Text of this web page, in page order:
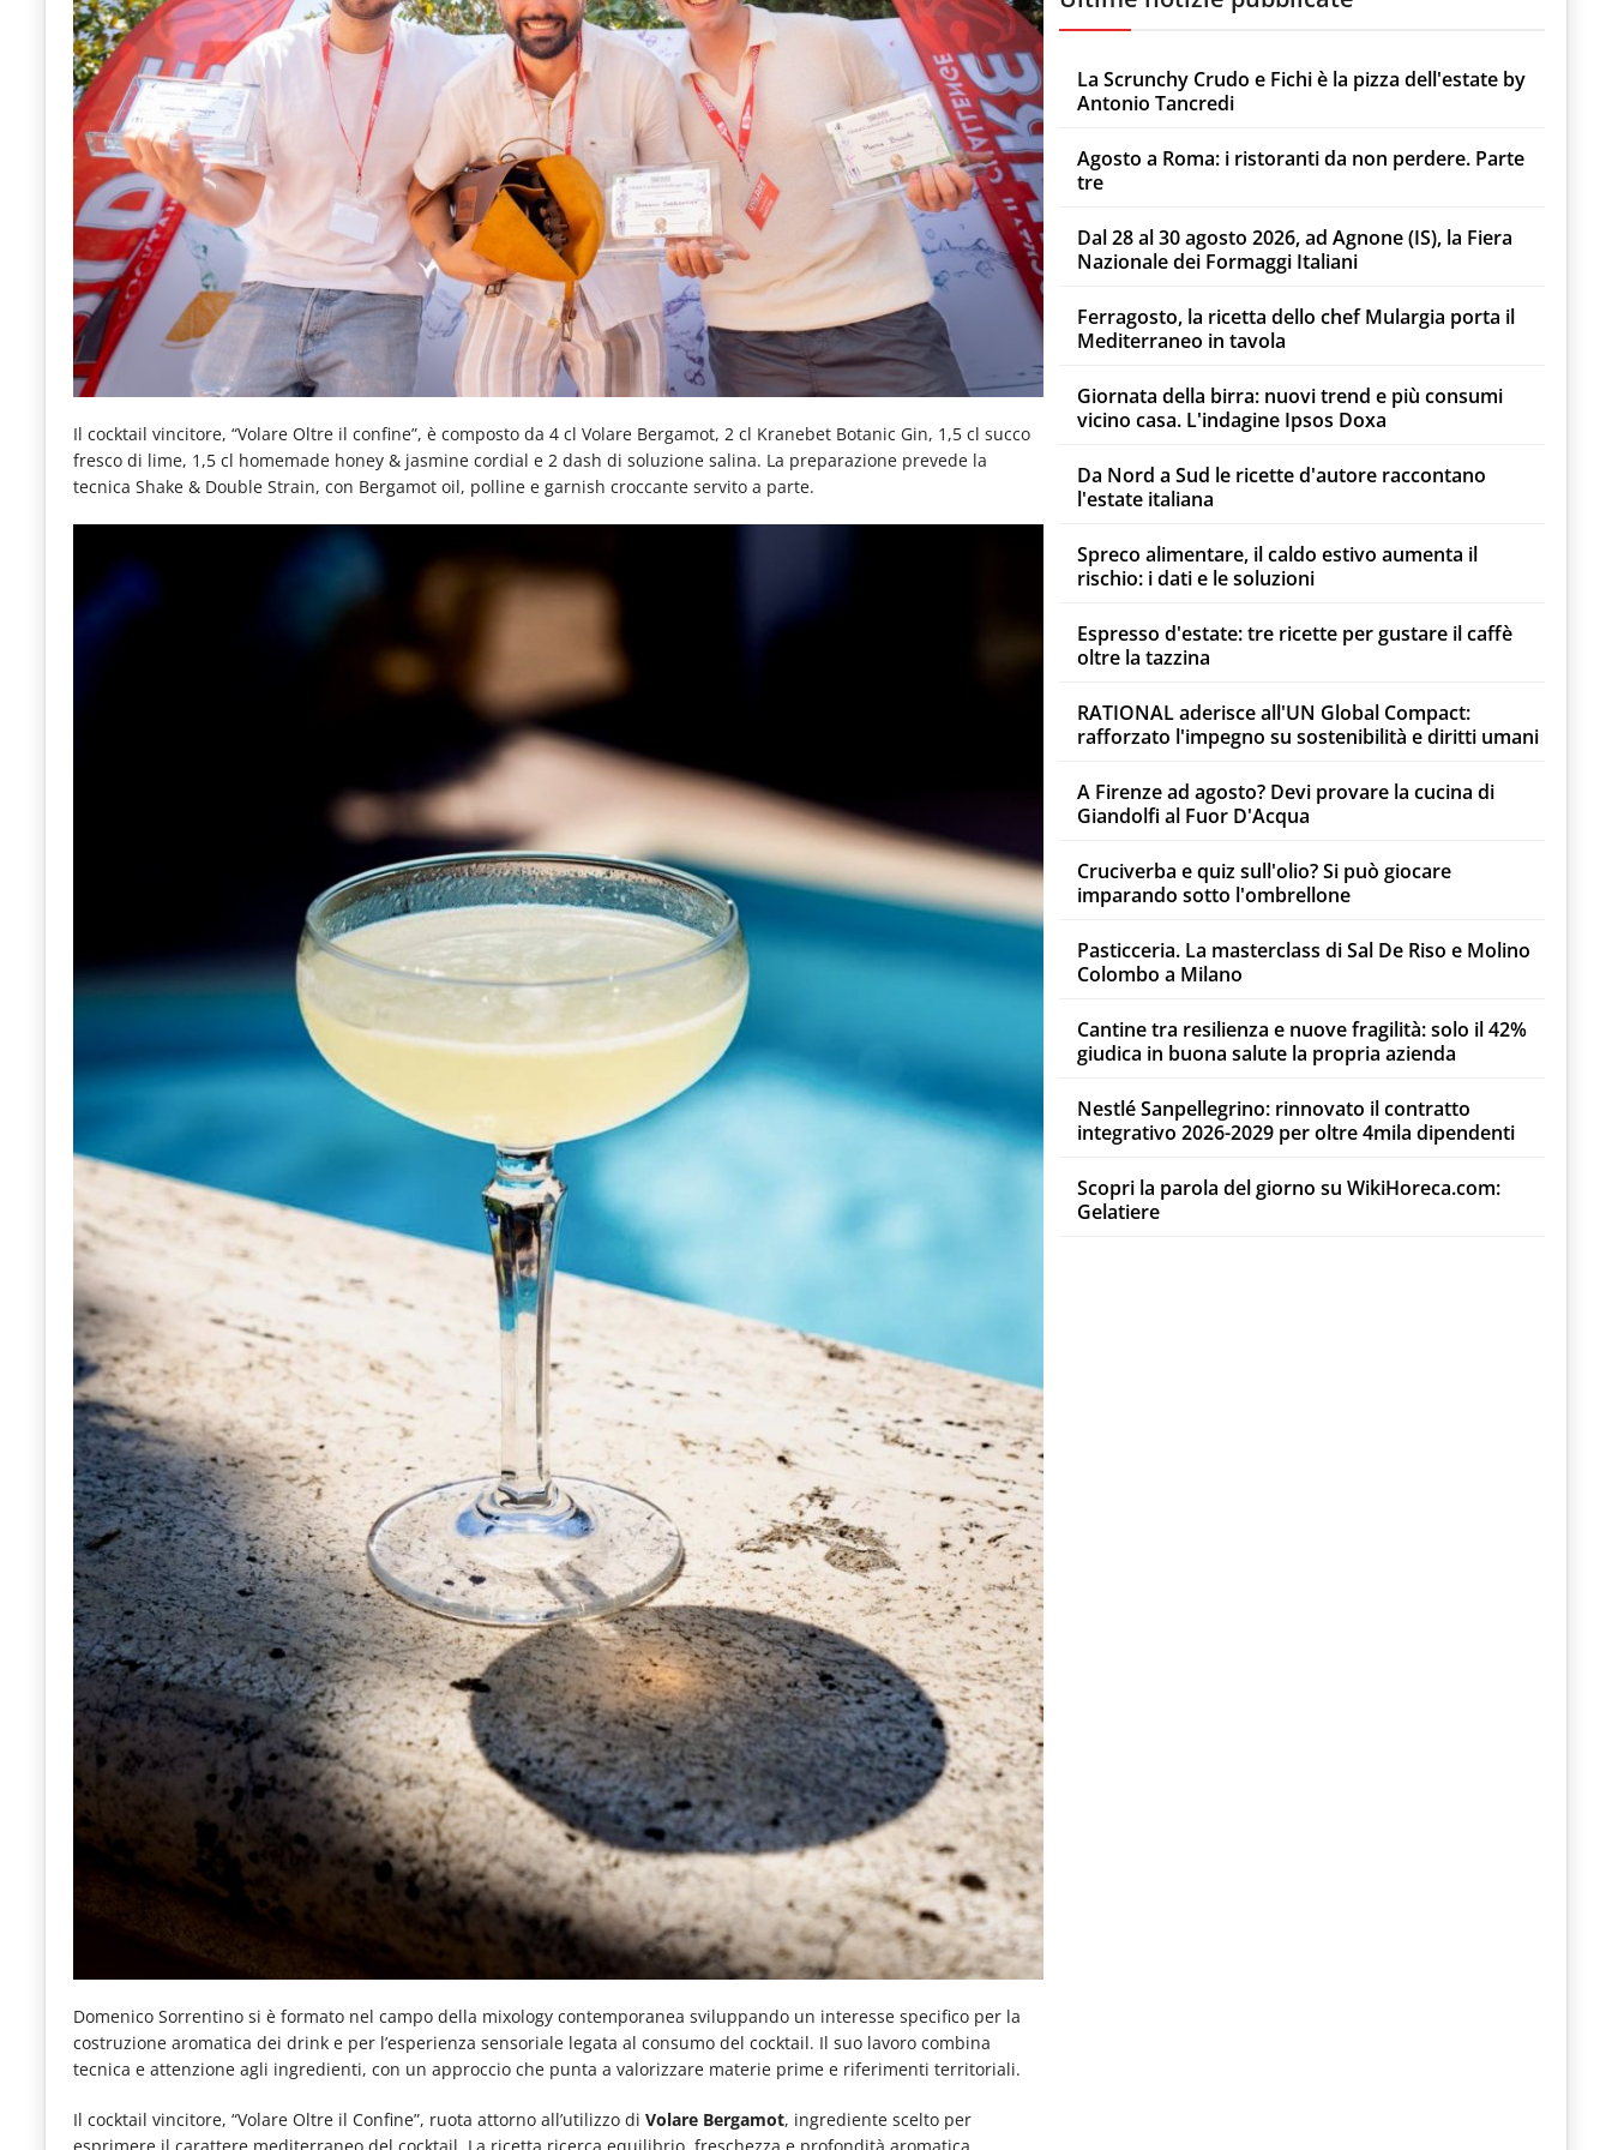
Il cocktail vincitore, “Volare Oltre il confine”, è composto da 4 cl Volare Bergamot, 2 cl Kranebet Botanic Gin, 1,5 cl succo
fresco di lime, 1,5 cl homemade honey & jasmine cordial e 2 dash di soluzione salina. La preparazione prevede la
tecnica Shake & Double Strain, con Bergamot oil, polline e garnish croccante servito a parte.
Domenico Sorrentino si è formato nel campo della mixology contemporanea sviluppando un interesse specifico per la
costruzione aromatica dei drink e per l’esperienza sensoriale legata al consumo del cocktail. Il suo lavoro combina
tecnica e attenzione agli ingredienti, con un approccio che punta a valorizzare materie prime e riferimenti territoriali.
Il cocktail vincitore, “Volare Oltre il Confine”, ruota attorno all’utilizzo di Volare Bergamot, ingrediente scelto per
esprimere il carattere mediterraneo del cocktail. La ricetta ricerca equilibrio, freschezza e profondità aromatica,
La Scrunchy Crudo e Fichi è la pizza dell'estate by
Antonio Tancredi
Agosto a Roma: i ristoranti da non perdere. Parte
tre
Dal 28 al 30 agosto 2026, ad Agnone (IS), la Fiera
Nazionale dei Formaggi Italiani
Ferragosto, la ricetta dello chef Mulargia porta il
Mediterraneo in tavola
Giornata della birra: nuovi trend e più consumi
vicino casa. L'indagine Ipsos Doxa
Da Nord a Sud le ricette d'autore raccontano
l'estate italiana
Spreco alimentare, il caldo estivo aumenta il
rischio: i dati e le soluzioni
Espresso d'estate: tre ricette per gustare il caffè
oltre la tazzina
RATIONAL aderisce all'UN Global Compact:
rafforzato l'impegno su sostenibilità e diritti umani
A Firenze ad agosto? Devi provare la cucina di
Giandolfi al Fuor D'Acqua
Cruciverba e quiz sull'olio? Si può giocare
imparando sotto l'ombrellone
Pasticceria. La masterclass di Sal De Riso e Molino
Colombo a Milano
Cantine tra resilienza e nuove fragilità: solo il 42%
giudica in buona salute la propria azienda
Nestlé Sanpellegrino: rinnovato il contratto
integrativo 2026-2029 per oltre 4mila dipendenti
Scopri la parola del giorno su WikiHoreca.com:
Gelatiere